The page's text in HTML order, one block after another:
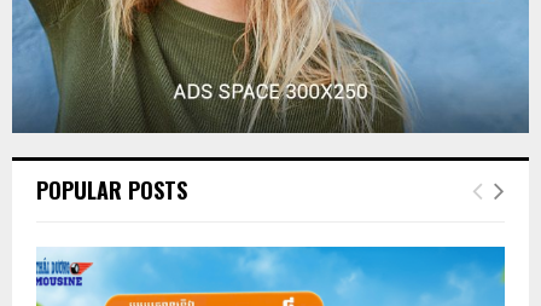
POPULAR POSTS